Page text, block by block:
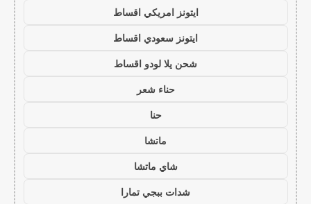
ايتونز امريكي اقساط
ايتونز سعودي اقساط
شحن يلا لودو اقساط
حناء شعر
حنا
ماتشا
شاي ماتشا
شدات ببجي تمارا